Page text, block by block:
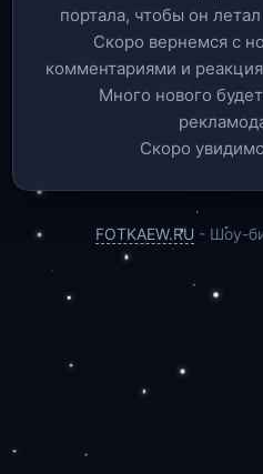
портала, чтобы он
Скоро вернемся c
комментариями и
Много нового
Скоро
FOTKAEW.RU - Шоу-